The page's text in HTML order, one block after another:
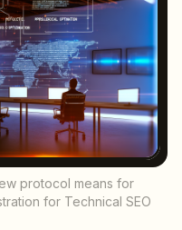
protocol means for
for Technical SEO